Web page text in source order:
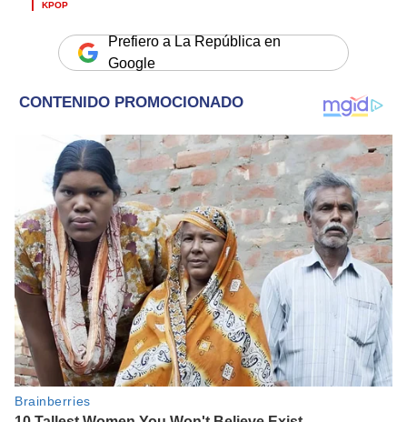
KPOP
Prefiero a La República en
Google